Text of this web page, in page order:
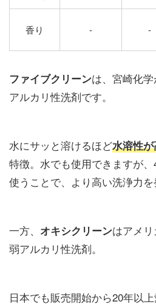
香り - -
ファイブクリーンは、宮崎化
アルカリ性洗剤です。
水にサッと溶けるほど水溶性
特徴。水でも使用できますが
使うことで、より高い洗浄力を
一方、 オキシクリーンはアメ
弱アルカリ性洗剤。
日本でも販売開始から20年以上